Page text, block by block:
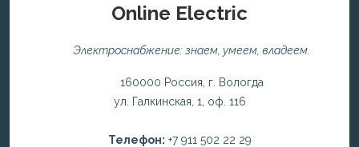
Online Electric
Электроснабжение: знаем, умеем, владеем.
160000 Россия, г. Вологда
ул. Галкинская, 1, оф. 116
Телефон: +7 911 502 22 29